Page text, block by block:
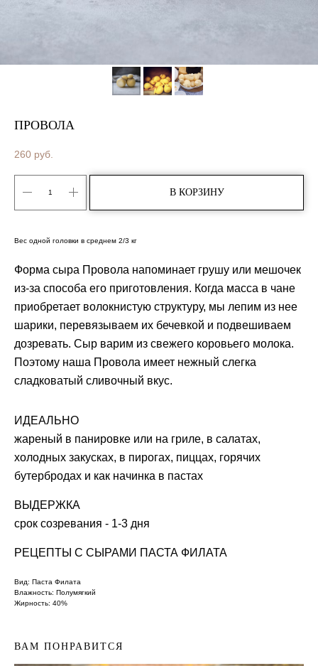
ПРОВОЛА
260 руб.
В КОРЗИНУ
Вес одной головки в среднем 2/3 кг
Форма сыра Провола напоминает грушу или мешочек
из-за способа его приготовления. Когда масса в чане
приобретает волокнистую структуру, мы лепим из нее
шарики, перевязываем их бечевкой и подвешиваем
дозревать. Сыр варим из свежего коровьего молока.
Поэтому наша Провола имеет нежный слегка
сладковатый сливочный вкус.
ИДЕАЛЬНО
жареный в панировке или на гриле, в салатах,
холодных закусках, в пирогах, пиццах, горячих
бутербродах и как начинка в пастах
ВЫДЕРЖКА
срок созревания - 1-3 дня
РЕЦЕПТЫ С СЫРАМИ ПАСТА ФИЛАТА
Вид: Паста Филата
Влажность: Полумягкий
Жирность: 40%
ВАМ ПОНРАВИТСЯ